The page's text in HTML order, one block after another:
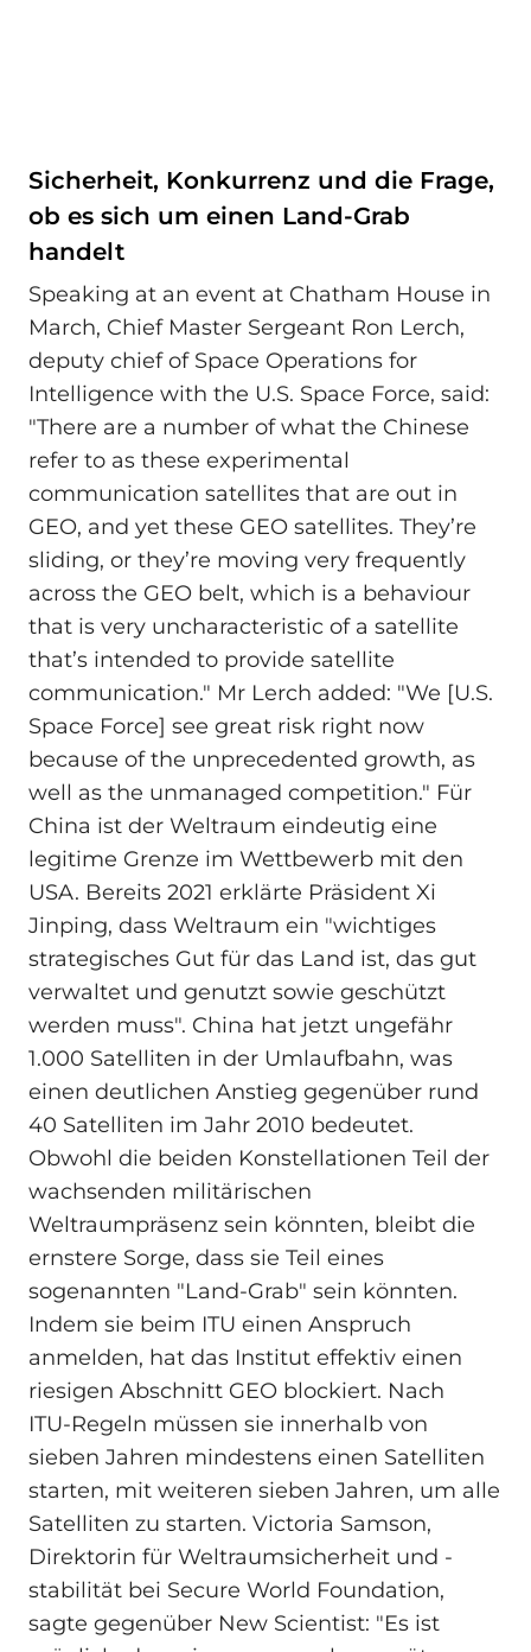
Sicherheit, Konkurrenz und die Frage,
ob es sich um einen Land-Grab
handelt
Speaking at an event at Chatham House in
March, Chief Master Sergeant Ron Lerch,
deputy chief of Space Operations for
Intelligence with the U.S. Space Force, said:
"There are a number of what the Chinese
refer to as these experimental
communication satellites that are out in
GEO, and yet these GEO satellites. They’re
sliding, or they’re moving very frequently
across the GEO belt, which is a behaviour
that is very uncharacteristic of a satellite
that’s intended to provide satellite
communication." Mr Lerch added: "We [U.S.
Space Force] see great risk right now
because of the unprecedented growth, as
well as the unmanaged competition." Für
China ist der Weltraum eindeutig eine
legitime Grenze im Wettbewerb mit den
USA. Bereits 2021 erklärte Präsident Xi
Jinping, dass Weltraum ein "wichtiges
strategisches Gut für das Land ist, das gut
verwaltet und genutzt sowie geschützt
werden muss". China hat jetzt ungefähr
1.000 Satelliten in der Umlaufbahn, was
einen deutlichen Anstieg gegenüber rund
40 Satelliten im Jahr 2010 bedeutet.
Obwohl die beiden Konstellationen Teil der
wachsenden militärischen
Weltraumpräsenz sein könnten, bleibt die
ernstere Sorge, dass sie Teil eines
sogenannten "Land‑Grab" sein könnten.
Indem sie beim ITU einen Anspruch
anmelden, hat das Institut effektiv einen
riesigen Abschnitt GEO blockiert. Nach
ITU‑Regeln müssen sie innerhalb von
sieben Jahren mindestens einen Satelliten
starten, mit weiteren sieben Jahren, um alle
Satelliten zu starten. Victoria Samson,
Direktorin für Weltraumsicherheit und -
stabilität bei Secure World Foundation,
sagte gegenüber New Scientist: "Es ist